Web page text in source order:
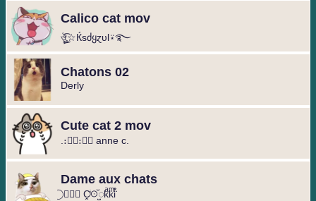
Calico cat mov
ঔৣ͜͡☆Ќsძყɀυl⍣࿐
Chatons 02
Derly
Cute cat 2 mov
.։։⃟։։⃟ anne c.
Dame aux chats
⃝ ❥⃢⃟ C̭ͥꖴ꙼ꫬkͣkͫi̐̈́